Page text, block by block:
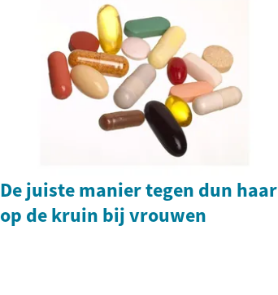
De juiste manier tegen dun haar
op de kruin bij vrouwen